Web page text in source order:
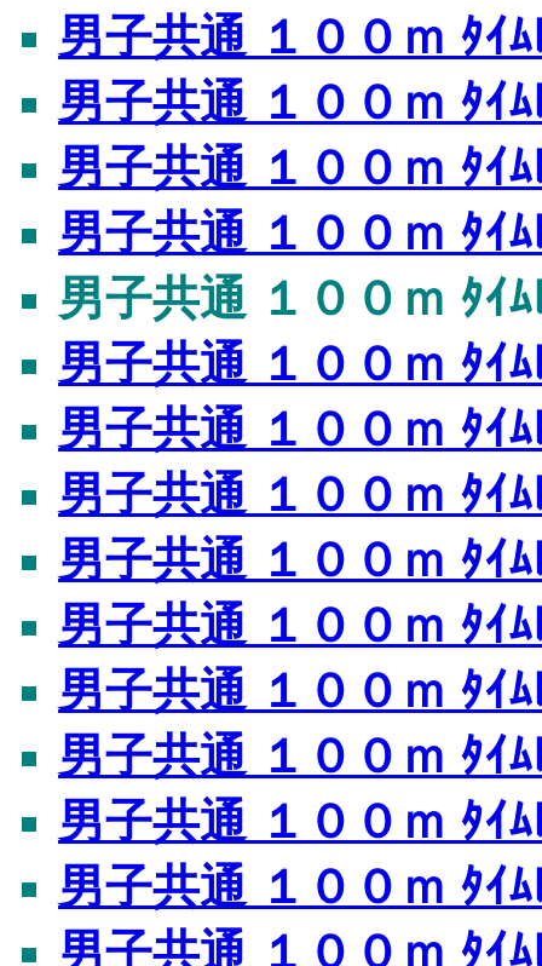
男子共通 １００ｍ ﾀｲﾑ
男子共通 １００ｍ ﾀｲﾑ
男子共通 １００ｍ ﾀｲﾑ
男子共通 １００ｍ ﾀｲﾑ
男子共通 １００ｍ ﾀｲﾑ
男子共通 １００ｍ ﾀｲﾑ
男子共通 １００ｍ ﾀｲﾑ
男子共通 １００ｍ ﾀｲﾑ
男子共通 １００ｍ ﾀｲﾑ
男子共通 １００ｍ ﾀｲﾑ
男子共通 １００ｍ ﾀｲﾑ
男子共通 １００ｍ ﾀｲﾑ
男子共通 １００ｍ ﾀｲﾑ
男子共通 １００ｍ ﾀｲﾑ
男子共通 １００ｍ ﾀｲﾑ